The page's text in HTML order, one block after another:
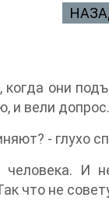
когда они
и вели допрос.
- глухо
И
что не